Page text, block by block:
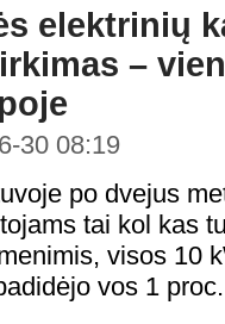
elektrinių
–
30 08:19
po dvejus
tai kol kas
visos 10
vos 1